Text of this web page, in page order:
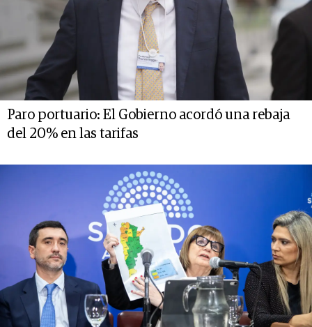
Paro portuario: El Gobierno acordó una rebaja
del 20% en las tarifas